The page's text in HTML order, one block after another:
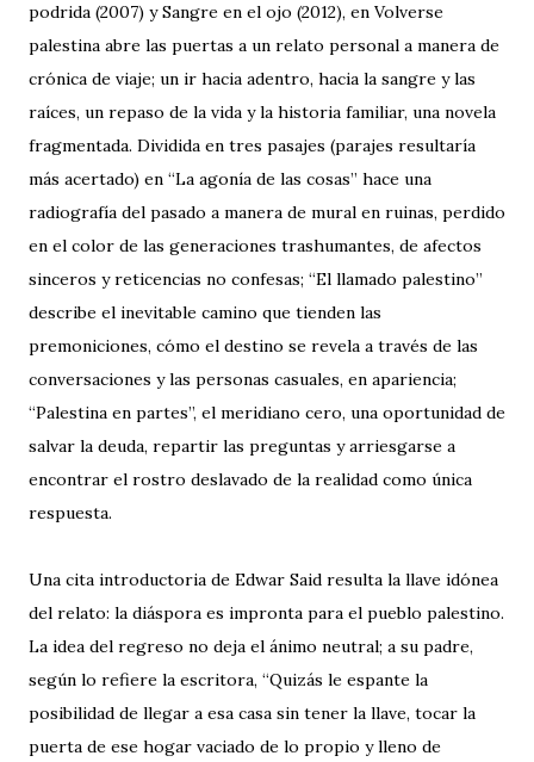
podrida (2007) y Sangre en el ojo (2012), en Volverse
palestina abre las puertas a un relato personal a manera de
crónica de viaje; un ir hacia adentro, hacia la sangre y las
raíces, un repaso de la vida y la historia familiar, una novela
fragmentada. Dividida en tres pasajes (parajes resultaría
más acertado) en “La agonía de las cosas” hace una
radiografía del pasado a manera de mural en ruinas, perdido
en el color de las generaciones trashumantes, de afectos
sinceros y reticencias no confesas; “El llamado palestino”
describe el inevitable camino que tienden las
premoniciones, cómo el destino se revela a través de las
conversaciones y las personas casuales, en apariencia;
“Palestina en partes”, el meridiano cero, una oportunidad de
salvar la deuda, repartir las preguntas y arriesgarse a
encontrar el rostro deslavado de la realidad como única
respuesta.
Una cita introductoria de Edwar Said resulta la llave idónea
del relato: la diáspora es impronta para el pueblo palestino.
La idea del regreso no deja el ánimo neutral; a su padre,
según lo refiere la escritora, “Quizás le espante la
posibilidad de llegar a esa casa sin tener la llave, tocar la
puerta de ese hogar vaciado de lo propio y lleno de